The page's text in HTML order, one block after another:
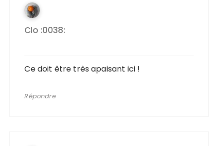
Clo :0038:
Ce doit être très apaisant ici !
Répondre